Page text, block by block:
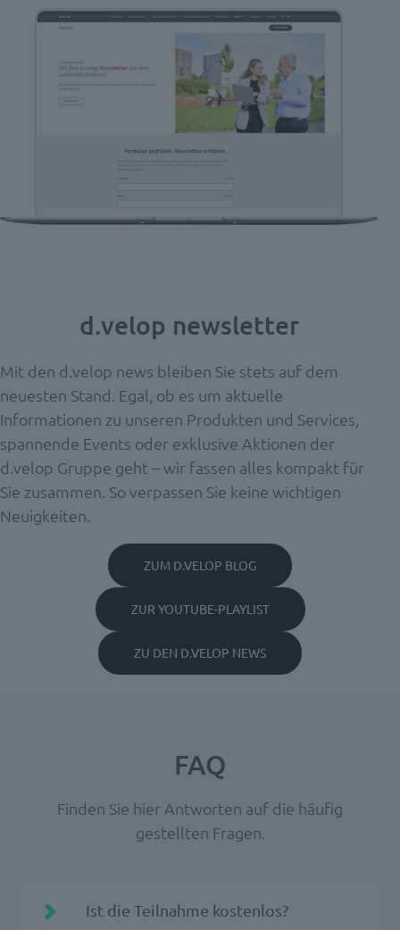
d.velop newsletter
Mit den d.velop news bleiben Sie stets auf dem
neuesten Stand. Egal, ob es um aktuelle
Informationen zu unseren Produkten und Services,
spannende Events oder exklusive Aktionen der
d.velop Gruppe geht – wir fassen alles kompakt für
Sie zusammen. So verpassen Sie keine wichtigen
Neuigkeiten.
ZUM D.VELOP BLOG
ZUR YOUTUBE-PLAYLIST
ZU DEN D.VELOP NEWS
FAQ
Finden Sie hier Antworten auf die häufig
gestellten Fragen.
Ist die Teilnahme kostenlos?